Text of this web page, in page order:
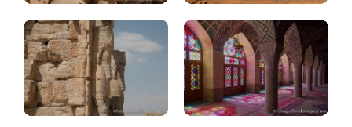
Isfahan:
Chehel
Sotoun,
Vank
Isfahan:
plaza
Nash.e
Jahan